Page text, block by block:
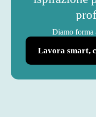
Diamo forma
Lavora smart,